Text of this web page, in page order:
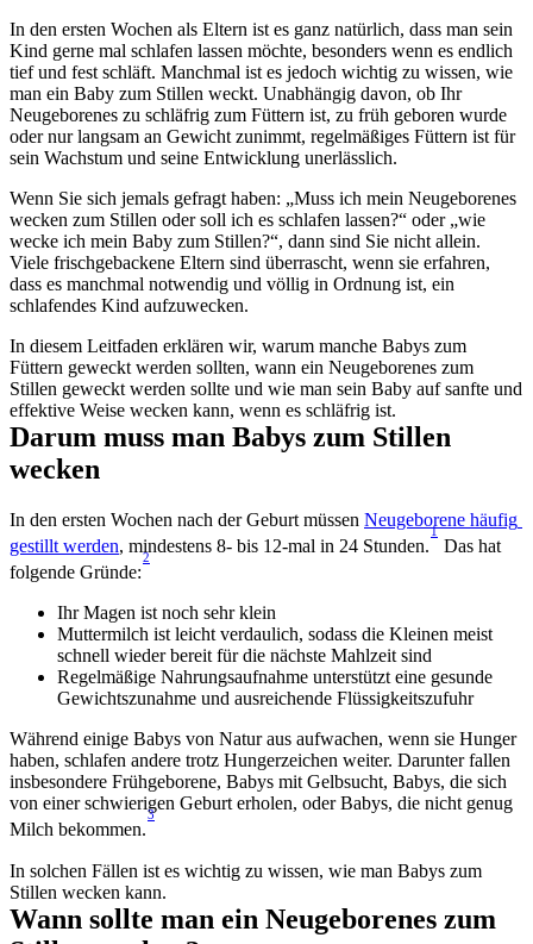
In den ersten Wochen als Eltern ist es ganz natürlich, dass man sein
Kind gerne mal schlafen lassen möchte, besonders wenn es endlich
tief und fest schläft. Manchmal ist es jedoch wichtig zu wissen, wie
man ein Baby zum Stillen weckt. Unabhängig davon, ob Ihr
Neugeborenes zu schläfrig zum Füttern ist, zu früh geboren wurde
oder nur langsam an Gewicht zunimmt, regelmäßiges Füttern ist für
sein Wachstum und seine Entwicklung unerlässlich.
Wenn Sie sich jemals gefragt haben: „Muss ich mein Neugeborenes
wecken zum Stillen oder soll ich es schlafen lassen?“ oder „wie
wecke ich mein Baby zum Stillen?“, dann sind Sie nicht allein.
Viele frischgebackene Eltern sind überrascht, wenn sie erfahren,
dass es manchmal notwendig und völlig in Ordnung ist, ein
schlafendes Kind aufzuwecken.
In diesem Leitfaden erklären wir, warum manche Babys zum
Füttern geweckt werden sollten, wann ein Neugeborenes zum
Stillen geweckt werden sollte und wie man sein Baby auf sanfte und
effektive Weise wecken kann, wenn es schläfrig ist.
Darum muss man Babys zum Stillen
wecken
In den ersten Wochen nach der Geburt müssen Neugeborene häufig
gestillt werden, mindestens 8- bis 12-mal in 24 Stunden.
1
Das hat
folgende Gründe:
2
Ihr Magen ist noch sehr klein
Muttermilch ist leicht verdaulich, sodass die Kleinen meist
schnell wieder bereit für die nächste Mahlzeit sind
Regelmäßige Nahrungsaufnahme unterstützt eine gesunde
Gewichtszunahme und ausreichende Flüssigkeitszufuhr
Während einige Babys von Natur aus aufwachen, wenn sie Hunger
haben, schlafen andere trotz Hungerzeichen weiter. Darunter fallen
insbesondere Frühgeborene, Babys mit Gelbsucht, Babys, die sich
von einer schwierigen Geburt erholen, oder Babys, die nicht genug
Milch bekommen.
3
In solchen Fällen ist es wichtig zu wissen, wie man Babys zum
Stillen wecken kann.
Wann sollte man ein Neugeborenes zum